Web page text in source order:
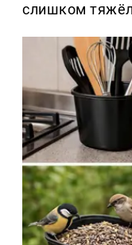
слишком